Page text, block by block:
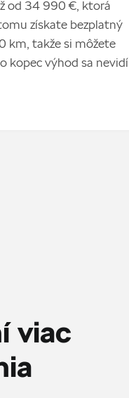
od 34 990 €, ktorá
získate bezplatný
km, takže si môžete
kopec výhod sa nevidí
viac